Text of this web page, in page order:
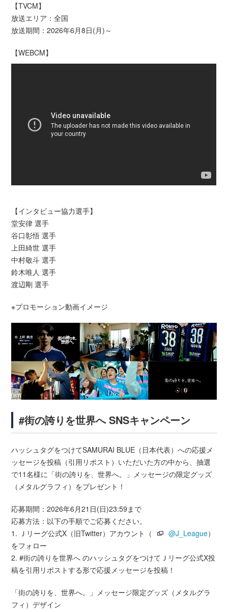
【TVCM】
放送エリア：全国
放送期間：2026年6月8日(月)～
【WEBCM】
【インタビュー協力選手】
堂安律 選手
谷口彰悟 選手
上田綺世 選手
中村敬斗 選手
鈴木唯人 選手
渡辺剛 選手
※プロモーション動画イメージ
#街の誇りを世界へ SNSキャンペーン
ハッシュタグをつけてSAMURAI BLUE（日本代表）への応援メ
ッセージを投稿（引用リポスト）いただいた方の中から、抽選
で11名様に「街の誇りを、世界へ。」メッセージの限定グッズ
（メタルグラフィ）をプレゼント！
応募期間：2026年6月21日(日)23:59まで
応募方法：以下の手順でご応募ください。
1. Ｊリーグ公式X（旧Twitter）アカウント（
@J_League）
をフォロー
2. #街の誇りを世界へ のハッシュタグをつけてＪリーグ公式X投
稿を引用リポストする形で応援メッセージを投稿！
「街の誇りを、世界へ。」メッセージ限定グッズ（メタルグラ
フィ）デザイン